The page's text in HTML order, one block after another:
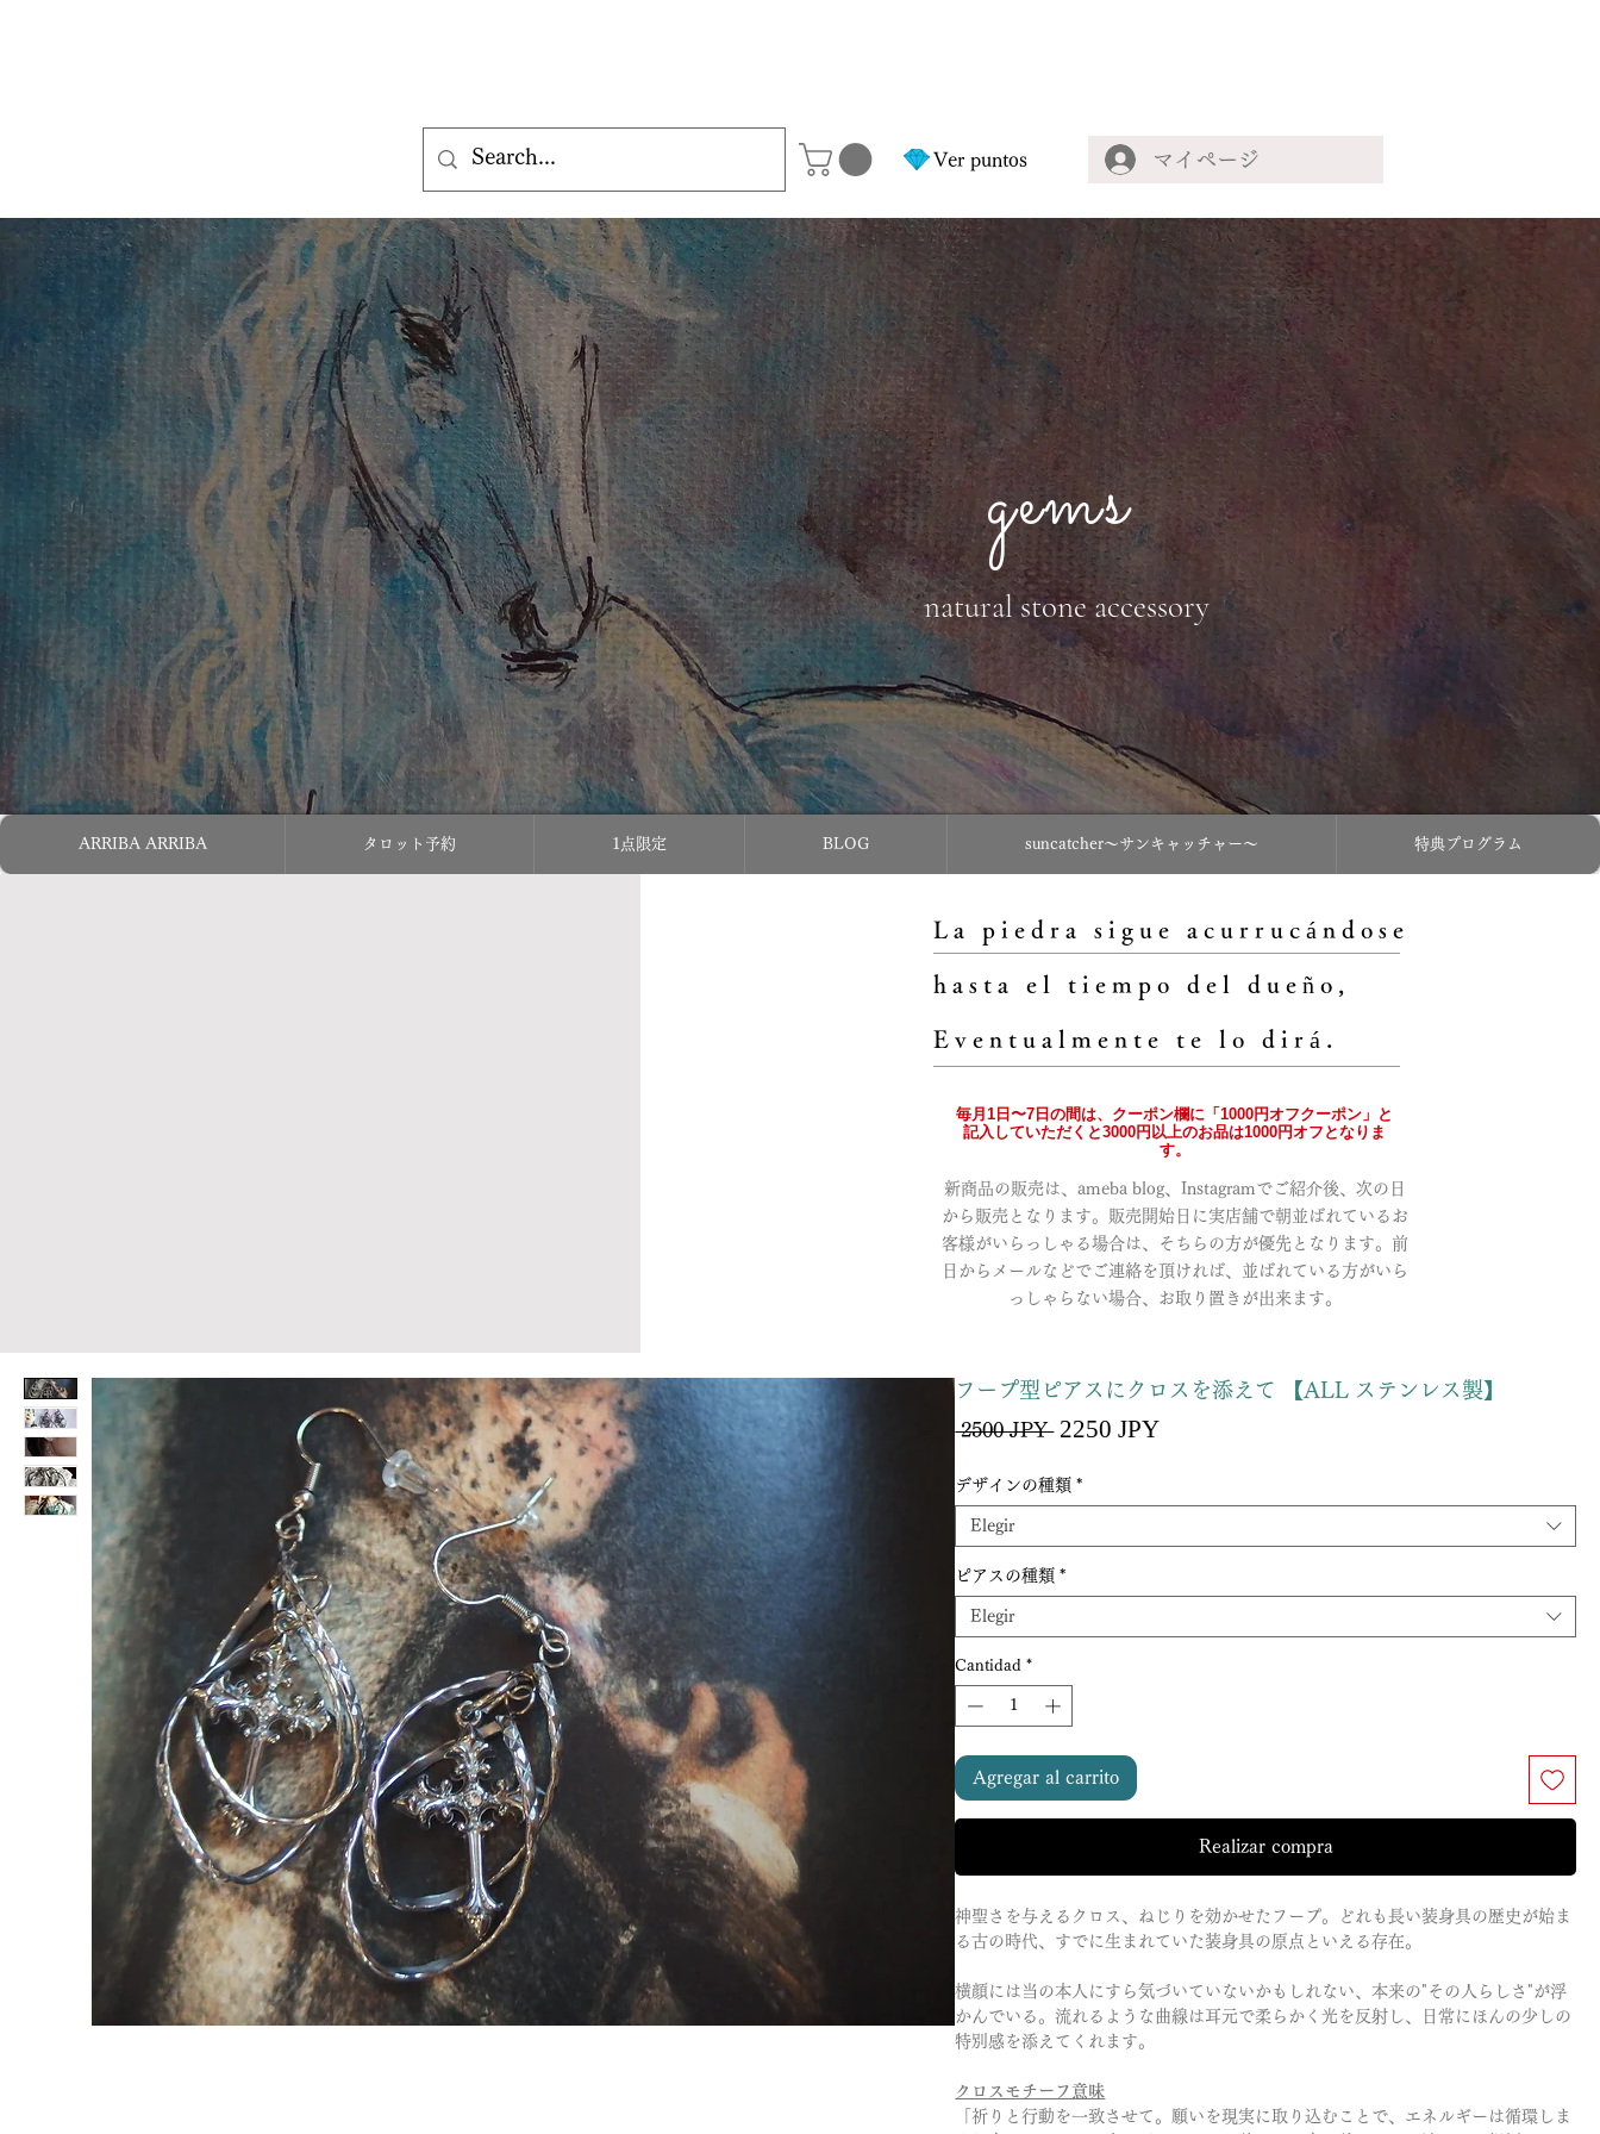
マイページ
Ver puntos
gems
natural stone accessory
ARRIBA ARRIBA タロット予約 1点限定 BLOG suncatcher〜サンキャッチャー〜 特典プログラム
La piedra sigue acurrucándose
hasta el tiempo del dueño,
Eventualmente te lo dirá.
毎月1日〜7日の間は、クーポン欄に「1000円オフクーポン」と
記入していただくと3000円以上のお品は1000円オフとなりま
す。
新商品の販売は、ameba blog、Instagramでご紹介後、次の日
から販売となります。販売開始日に実店舗で朝並ばれているお
客様がいらっしゃる場合は、そちらの方が優先となります。前
日からメールなどでご連絡を頂ければ、並ばれている方がいら
っしゃらない場合、お取り置きが出来ます。
フープ型ピアスにクロスを添えて 【ALL ステンレス製】
2500 JPY Precio
2250 JPYPrecio
デザインの種類 *
Elegir
ピアスの種類 *
Elegir
Cantidad *
Agregar al carrito
Realizar compra
神聖さを与えるクロス、ねじりを効かせたフープ。どれも長い装身具の歴史が始ま
る古の時代、すでに生まれていた装身具の原点といえる存在。
横顔には当の本人にすら気づいていないかもしれない、本来の"その人らしさ"が浮
かんでいる。流れるような曲線は耳元で柔らかく光を反射し、日常にほんの少しの
特別感を添えてくれます。
クロスモチーフ意味
「祈りと行動を一致させて。願いを現実に取り込むことで、エネルギーは循環しま